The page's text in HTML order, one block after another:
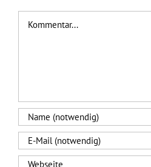
Kommentar